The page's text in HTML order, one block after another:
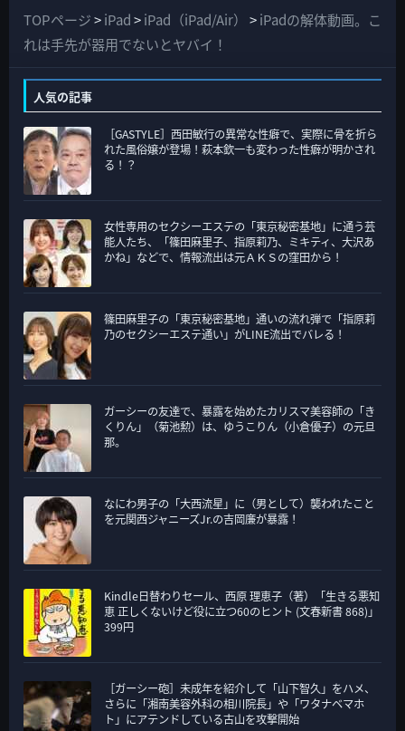
て
の
ゴ
リ
ー
TOPページ>iPad>iPad（iPad/Air） >iPadの解体動画。こ
れは手先が器用でないとヤバイ！
人気の記事
［GASTYLE］西田敏行の異常な性癖で、実際に骨を折ら
れた風俗嬢が登場！萩本欽一も変わった性癖が明かされ
る！？
女性専用のセクシーエステの「東京秘密基地」に通う芸
能人たち、「篠田麻里子、指原莉乃、ミキティ、大沢あ
かね」などで、情報流出は元ＡＫＳの窪田から！
篠田麻里子の「東京秘密基地」通いの流れ弾で「指原莉
乃のセクシーエステ通い」がLINE流出でバレる！
ガーシーの友達で、暴露を始めたカリスマ美容師の「き
くりん」（菊池勲）は、ゆうこりん（小倉優子）の元旦
那。
なにわ男子の「大西流星」に（男として）襲われたこと
を元関西ジャニーズJr.の吉岡廉が暴露！
Kindle日替わりセール、西原 理恵子（著）「生きる悪知
恵 正しくないけど役に立つ60のヒント (文春新書 868)」
399円
［ガーシー砲］未成年を紹介して「山下智久」をハメ、
さらに「湘南美容外科の相川院長」や「ワタナベマホ
ト」にアテンドしている古山を攻撃開始